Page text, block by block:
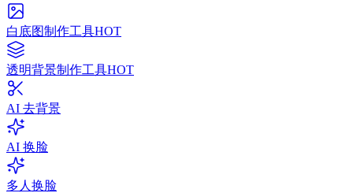
白底图制作工具HOT
透明背景制作工具HOT
AI 去背景
AI 换脸
多人换脸